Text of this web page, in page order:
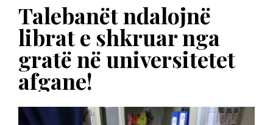
Talebanët ndalojnë
librat e shkruar nga
gratë në universitetet
afgane!